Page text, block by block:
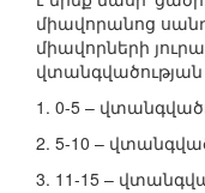
միավորանոց
միավորների
1. 0-5 –
2. 5-10 –
3. 11-15 –